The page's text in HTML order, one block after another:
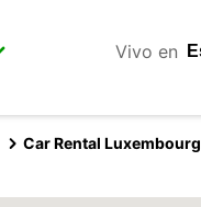
Vivo en
Car Rental Luxembourg